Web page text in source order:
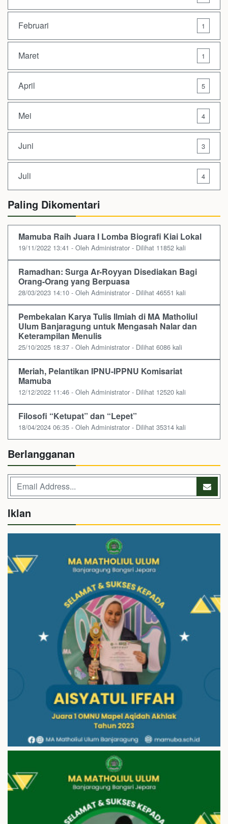
Februari 1
Maret 1
April 5
Mei 4
Juni 3
Juli 4
Paling Dikomentari
Mamuba Raih Juara I Lomba Biografi Kiai Lokal
19/11/2022 13:41 - Oleh Administrator - Dilihat 11852 kali
Ramadhan: Surga Ar-Royyan Disediakan Bagi
Orang-Orang yang Berpuasa
28/03/2023 14:10 - Oleh Administrator - Dilihat 46551 kali
Pembekalan Karya Tulis Ilmiah di MA Matholiul
Ulum Banjaragung untuk Mengasah Nalar dan
Keterampilan Menulis
25/10/2025 18:37 - Oleh Administrator - Dilihat 6086 kali
Meriah, Pelantikan IPNU-IPPNU Komisariat
Mamuba
12/12/2022 11:46 - Oleh Administrator - Dilihat 12520 kali
Filosofi “Ketupat” dan “Lepet”
18/04/2024 06:35 - Oleh Administrator - Dilihat 35314 kali
Berlangganan
Iklan